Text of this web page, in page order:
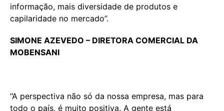
informação, mais diversidade de produtos e
capilaridade no mercado”.
SIMONE AZEVEDO – DIRETORA COMERCIAL DA
MOBENSANI
“A perspectiva não só da nossa empresa, mas para
todo o país, é muito positiva. A gente está